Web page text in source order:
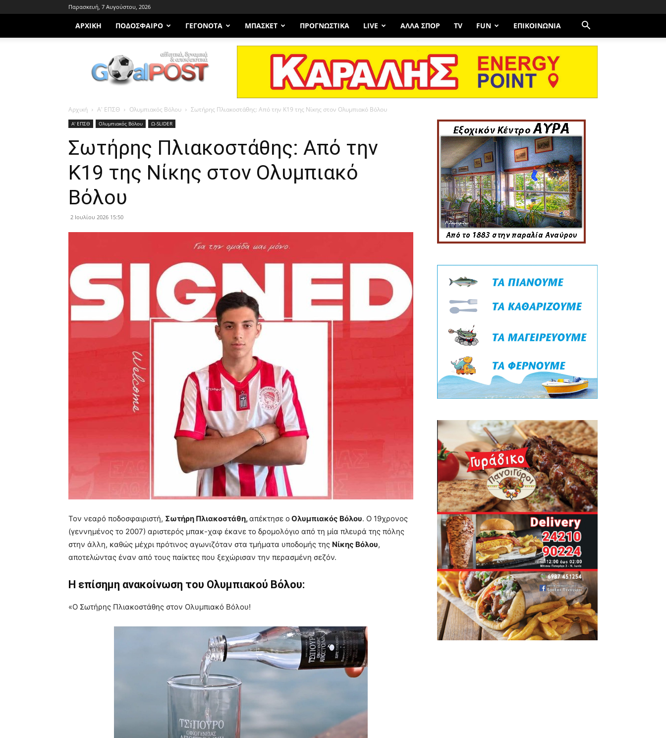
Παρασκευή, 7 Αυγούστου, 2026
ΑΡΧΙΚΗ ΠΟΔΌΣΦΑΙΡΟ ΓΕΓΟΝΌΤΑ ΜΠΆΣΚΕΤ ΠΡΟΓΝΩΣΤΙΚΑ LIVE ΆΛΛΑ ΣΠΟΡ TV FUN ΕΠΙΚΟΙΝΩΝΊΑ
Goalpost.gr
Αρχική Α' ΕΠΣΘ Ολυμπιακός Βόλου Σωτήρης Πλιακοστάθης: Από την Κ19 της Νίκης στον Ολυμπιακό Βόλου
Α' ΕΠΣΘ Ολυμπιακός Βόλου Ω-SLIDER
Σωτήρης Πλιακοστάθης: Από την
Κ19 της Νίκης στον Ολυμπιακό
Βόλου
2 Ιουλίου 2026 15:50
Τον νεαρό ποδοσφαιριστή, Σωτήρη Πλιακοστάθη,απέκτησε ο Ολυμπιακός Βόλου. Ο 19χρονος
(γεννημένος το 2007) αριστερός μπακ-χαφ έκανε το δρομολόγιο από τη μία πλευρά της πόλης
στην άλλη, καθώς μέχρι πρότινος αγωνιζόταν στα τμήματα υποδομής της Νίκης Βόλου,
αποτελώντας έναν από τους παίκτες που ξεχώρισαν την περασμένη σεζόν.
Η επίσημη ανακοίνωση του Ολυμπιακού Βόλου:
«Ο Σωτήρης Πλιακοστάθης στον Ολυμπιακό Βόλου!